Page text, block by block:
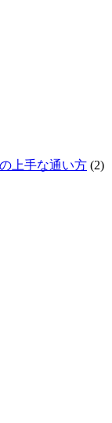
上手な通い方 (2)